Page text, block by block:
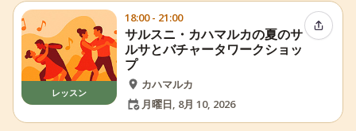
レッスン
18:00 - 21:00
サルスニ・カハマルカの夏のサ
ルサとバチャータワークショッ
プ
カハマルカ
月曜日, 8月 10, 2026
イベン